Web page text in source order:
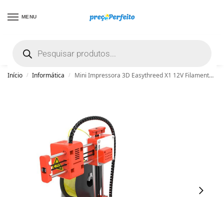
MENU
Início / Informática / Mini Impressora 3D Easythreed X1 12V Filamento Alta Precisão – ED-X1